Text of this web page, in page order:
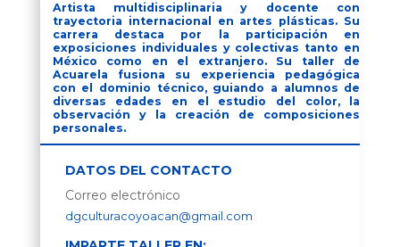
Artista multidisciplinaria y docente con
trayectoria internacional en artes plásticas. Su
carrera destaca por la participación en
exposiciones individuales y colectivas tanto en
México como en el extranjero. Su taller de
Acuarela fusiona su experiencia pedagógica
con el dominio técnico, guiando a alumnos de
diversas edades en el estudio del color, la
observación y la creación de composiciones
personales.
DATOS DEL CONTACTO
Correo electrónico
dgculturacoyoacan@gmail.com